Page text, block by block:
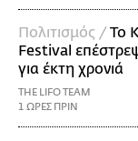
Πολιτισμός / Το
Festival
για έκτη χρονιά
THE LIFO TEAM
1 ΩΡΕΣ ΠΡΙΝ